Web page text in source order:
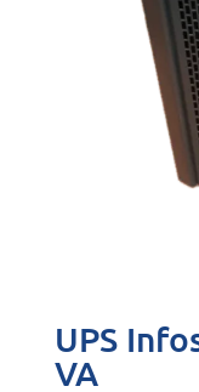
UPS
VA